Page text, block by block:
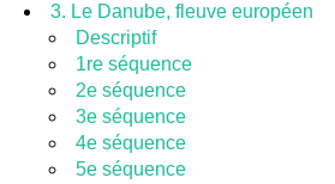
3. Le Danube, fleuve européen
Descriptif
1re séquence
2e séquence
3e séquence
4e séquence
5e séquence